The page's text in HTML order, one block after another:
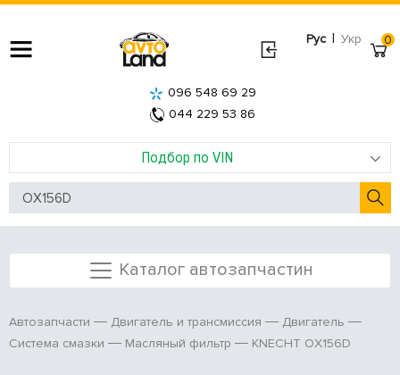
Рус | Укр
Подбор по VIN
096 548 69 29
044 229 53 86
0
Каталог автозапчастин
Автозапчасти Двигатель и трансмиссия
Двигатель
Система смазки
Масляный фильтр KNECHT OX156D